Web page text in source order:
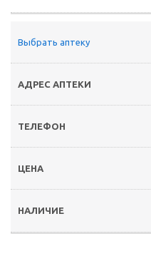
Выбрать аптеку